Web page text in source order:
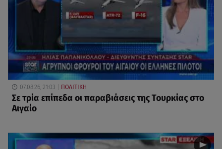
07.08.26, 21:03 ΠΟΛΙΤΙΚΗ
Σε τρία επίπεδα οι παραβιάσεις της Τουρκίας στο
Αιγαίο